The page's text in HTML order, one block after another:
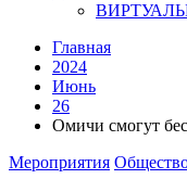
Главная
2024
Июнь
26
Омичи смогут
Мероприятия